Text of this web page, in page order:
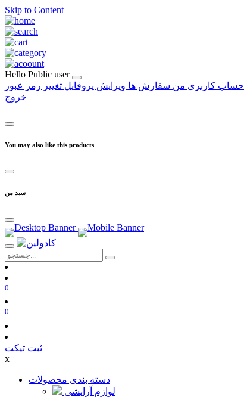
Skip to Content
Hello Public user
حساب کاربری من سفارش ها ویرایش پروفایل تغییر رمز عبور
خروج
You may also like this products
سبد من
0
0
ثبت تیکت
x
دسته بندی محصولات
لوازم آرایشی